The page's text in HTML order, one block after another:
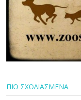
ΠΙΟ ΣΧΟΛΙΑΣΜΕΝΑ